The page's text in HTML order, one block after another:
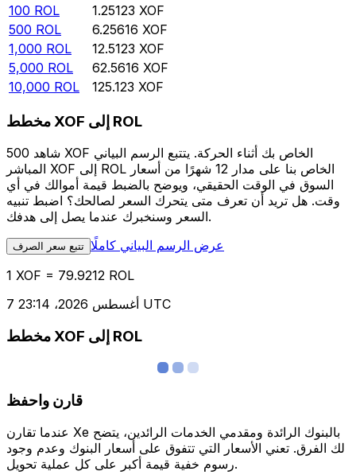
100 ROL 1.25123 XOF
500 ROL 6.25616 XOF
1,000 ROL 12.5123 XOF
5,000 ROL 62.5616 XOF
10,000 ROL 125.123 XOF
مخطط XOF إلى ROL
شاهد 500 XOF الخاص بك أثناء الحركة. يتتبع الرسم البياني
المباشر XOF إلى ROL الخاص بنا على مدار 12 شهرًا من أسعار
السوق في الوقت الحقيقي، ويوضح بالضبط قيمة أموالك في أي
وقت. هل تريد أن تعرف متى يتحرك السعر لصالحك؟ اضبط تنبيه
السعر وسنخبرك عندما يصل إلى هدفك.
تتبع سعر الصرف عرض الرسم البياني كاملًا
1 XOF = 79.9212 ROL
7 أغسطس 2026، 23:14 UTC
مخطط XOF إلى ROL
قارن واحفظ
عندما تقارن Xe بالبنوك الرائدة ومقدمي الخدمات الرائدين، يتضح
لك الفرق. تعني الأسعار التي تتفوق على أسعار البنوك وعدم وجود
رسوم خفية قيمة أكبر على كل عملية تحويل.